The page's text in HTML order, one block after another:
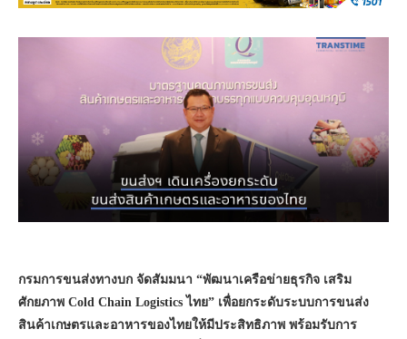
กรมการขนส่งทางบก จัดสัมมนา “พัฒนาเครือข่ายธุรกิจ เสริม
ศักยภาพ Cold Chain Logisticsไทย” เพื่อยกระดับระบบการขนส่ง
สินค้าเกษตรและอาหารของไทยให้มีประสิทธิภาพ พร้อมรับการ